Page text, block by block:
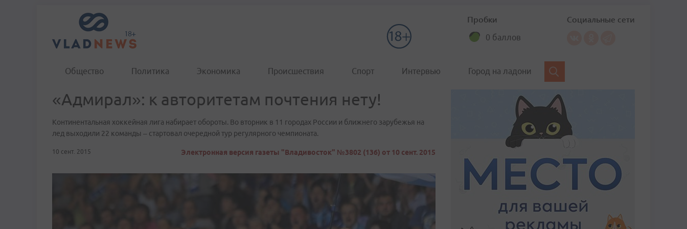
Пробки
0 баллов
Социальные сети
Общество Политика Экономика Происшествия Спорт Интервью Город на ладони
«Адмирал»: к авторитетам почтения нету!
​Континентальная хоккейная лига набирает обороты. Во вторник в 11 городах России и ближнего зарубежья на
лед выходили 22 команды – стартовал очередной тур регулярного чемпионата.
10 сент. 2015 Электронная версия газеты "Владивосток" №3802 (136) от 10 сент. 2015